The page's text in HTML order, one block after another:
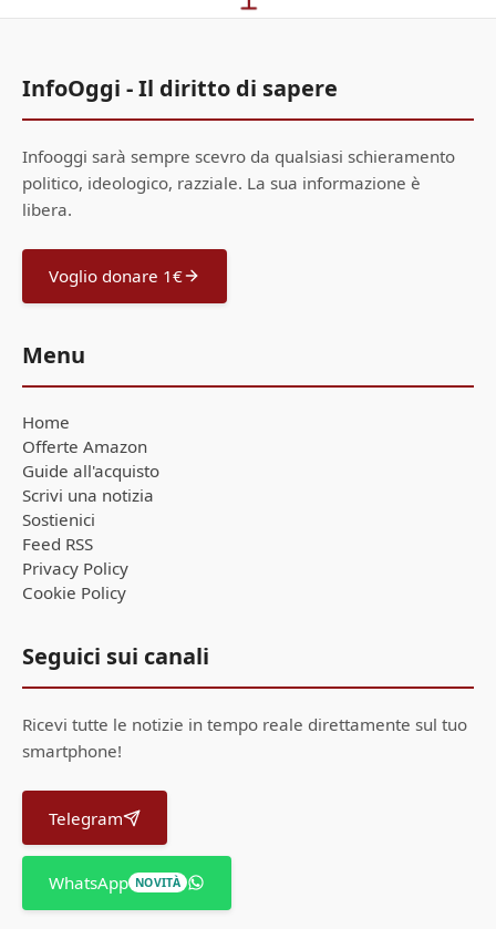
InfoOggi - Il diritto di sapere
Infooggi sarà sempre scevro da qualsiasi schieramento
politico, ideologico, razziale. La sua informazione è
libera.
Voglio donare 1€
Menu
Home
Offerte Amazon
Guide all'acquisto
Scrivi una notizia
Sostienici
Feed RSS
Privacy Policy
Cookie Policy
Seguici sui canali
Ricevi tutte le notizie in tempo reale direttamente sul tuo
smartphone!
Telegram
WhatsApp NOVITÀ